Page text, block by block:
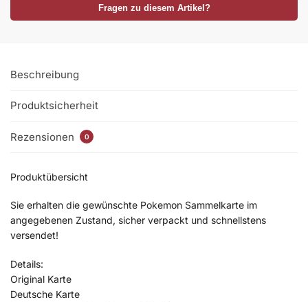
Fragen zu diesem Artikel?
Beschreibung
Produktsicherheit
Rezensionen 0
Produktübersicht
Sie erhalten die gewünschte Pokemon Sammelkarte im
angegebenen Zustand, sicher verpackt und schnellstens
versendet!
Details:
Original Karte
Deutsche Karte